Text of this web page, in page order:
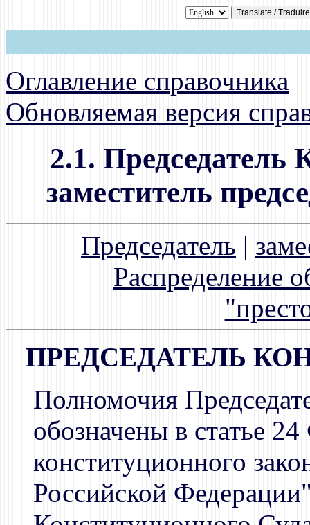
Оглавление справочника
Обновляемая версия
2.1. Председатель
заместитель
Председатель |
Распределение
ПРЕДСЕДАТЕЛЬ
Полномочия
обозначены в статье
конституционного
Российской